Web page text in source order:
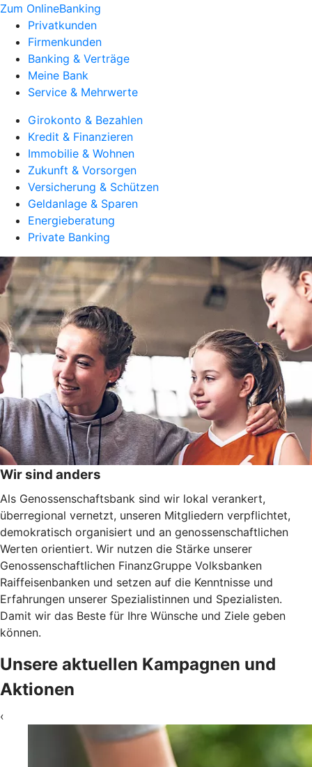
Zum OnlineBanking
Privatkunden
Firmenkunden
Banking & Verträge
Meine Bank
Service & Mehrwerte
Girokonto & Bezahlen
Kredit & Finanzieren
Immobilie & Wohnen
Zukunft & Vorsorgen
Versicherung & Schützen
Geldanlage & Sparen
Energieberatung
Private Banking
Wir sind anders
Als Genossenschaftsbank sind wir lokal verankert,
überregional vernetzt, unseren Mitgliedern verpflichtet,
demokratisch organisiert und an genossenschaftlichen
Werten orientiert. Wir nutzen die Stärke unserer
Genossenschaftlichen FinanzGruppe Volksbanken
Raiffeisenbanken und setzen auf die Kenntnisse und
Erfahrungen unserer Spezialistinnen und Spezialisten.
Damit wir das Beste für Ihre Wünsche und Ziele geben
können.
Unsere aktuellen Kampagnen und
Aktionen
‹